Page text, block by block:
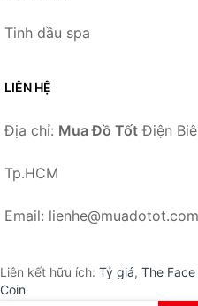
Tinh dầu spa
LIÊN HỆ
Địa chỉ: Mua Đồ Tốt Điện
Tp.HCM
Email: lienhe@muadotot.com
Liên kết hữu ích: Tỷ giá, The
Coin